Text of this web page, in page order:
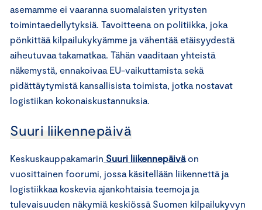
asemamme ei vaaranna suomalaisten yritysten
toimintaedellytyksiä. Tavoitteena on politiikka, joka
pönkittää kilpailukykyämme ja vähentää etäisyydestä
aiheutuvaa takamatkaa. Tähän vaaditaan yhteistä
näkemystä, ennakoivaa EU-vaikuttamista sekä
pidättäytymistä kansallisista toimista, jotka nostavat
logistiikan kokonaiskustannuksia.
Suuri liikennepäivä
Keskuskauppakamarin Suuri liikennepäivä on
vuosittainen foorumi, jossa käsitellään liikennettä ja
logistiikkaa koskevia ajankohtaisia teemoja ja
tulevaisuuden näkymiä keskiössä Suomen kilpailukyvyn